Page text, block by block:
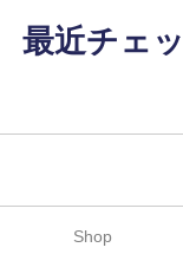
最近チェ
Shop